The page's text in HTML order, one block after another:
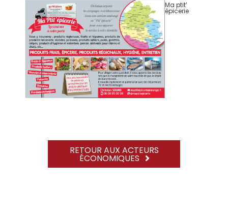
Ma ptit’
épicerie
RETOUR AUX ACTEURS
ÉCONOMIQUES